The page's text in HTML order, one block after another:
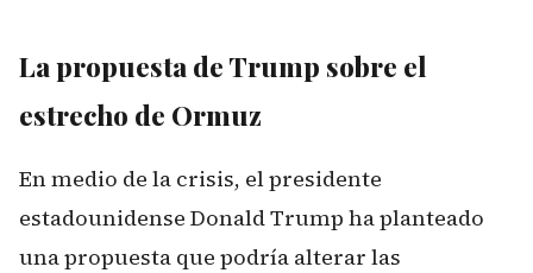
La propuesta de Trump sobre el
estrecho de Ormuz
En medio de la crisis, el presidente
estadounidense Donald Trump ha planteado
una propuesta que podría alterar las